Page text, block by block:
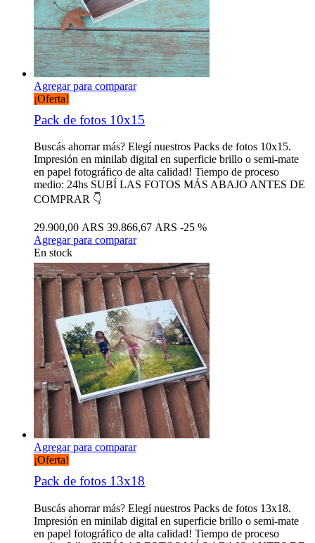
Agregar para comparar
¡Oferta!
Pack de fotos 10x15
Buscás ahorrar más? Elegí nuestros Packs de fotos 10x15.
Impresión en minilab digital en superficie brillo o semi-mate
en papel fotográfico de alta calidad! Tiempo de proceso
medio: 24hs SUBÍ LAS FOTOS MÁS ABAJO ANTES DE
COMPRAR 👇
29.900,00 ARS 39.866,67 ARS -25 %
Agregar para comparar
En stock
Agregar para comparar
¡Oferta!
Pack de fotos 13x18
Buscás ahorrar más? Elegí nuestros Packs de fotos 13x18.
Impresión en minilab digital en superficie brillo o semi-mate
en papel fotográfico de alta calidad! Tiempo de proceso